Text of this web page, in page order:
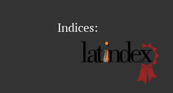
Indices: